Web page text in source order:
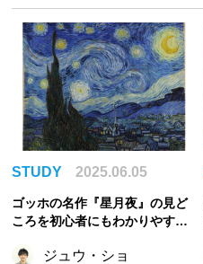
STUDY 2025.06.05
ゴッホの名作『星月夜』の見ど
ころを初心者にもわかりやすく
ジュウ・ショ